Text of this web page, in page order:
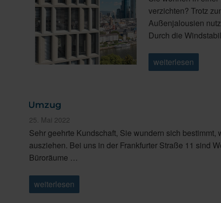
verzichten? Trotz
Außenjalousien
Durch die
„WAREMA
Windra
weiterlesen
Umzug
Veröffentlicht
am
25. Mai 2022
Sehr geehrte Kundschaft, Sie wundern sich
ausziehen. Bei uns in der Frankfurter Straße 11 sind
Büroräume …
„Umzug“
weiterlesen